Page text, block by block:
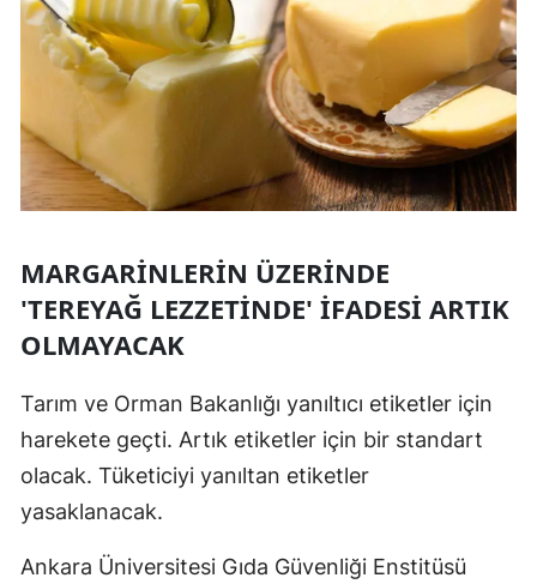
Isparta
Mersin
İstanbul
İzmir
Kayseri
Kırşehir
Kütahya
MARGARİNLERİN ÜZERİNDE
'TEREYAĞ LEZZETİNDE' İFADESİ ARTIK
OLMAYACAK
Tarım ve Orman Bakanlığı yanıltıcı etiketler için
harekete geçti. Artık etiketler için bir standart
olacak. Tüketiciyi yanıltan etiketler
yasaklanacak.
Ankara Üniversitesi Gıda Güvenliği Enstitüsü